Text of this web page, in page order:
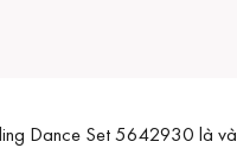
Dance Set 5642930 là